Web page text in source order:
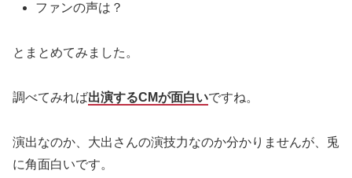
ファンの声は？
とまとめてみました。
調べてみれば出演するCMが面白いですね。
演出なのか、大出さんの演技力なのか分かりませんが、兎
に角面白いです。